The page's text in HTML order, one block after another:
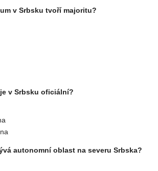
v Srbsku tvoří majoritu?
v Srbsku oficiální?
autonomní oblast na severu Srbska?